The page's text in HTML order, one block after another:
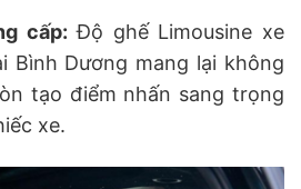
cấp: Độ ghế Limousine xe
Bình Dương mang lại không
tạo điểm nhấn sang trọng
xe.